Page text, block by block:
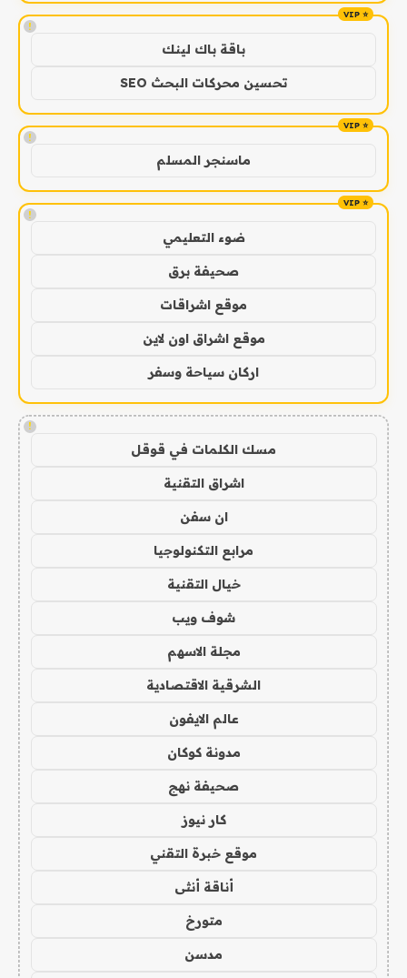
!
باقة باك لينك
تحسين محركات البحث SEO
!
ماسنجر المسلم
!
ضوء التعليمي
صحيفة برق
موقع اشراقات
موقع اشراق اون لاين
اركان سياحة وسفر
!
مسك الكلمات في قوقل
اشراق التقنية
ان سفن
مرابع التكنولوجيا
خيال التقنية
شوف ويب
مجلة الاسهم
الشرقية الاقتصادية
عالم الايفون
مدونة كوكان
صحيفة نهج
كار نيوز
موقع خبرة التقني
أناقة أنثى
متورخ
مدسن